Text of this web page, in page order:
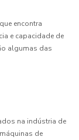
encontra
e capacidade de
algumas das
na indústria de
de